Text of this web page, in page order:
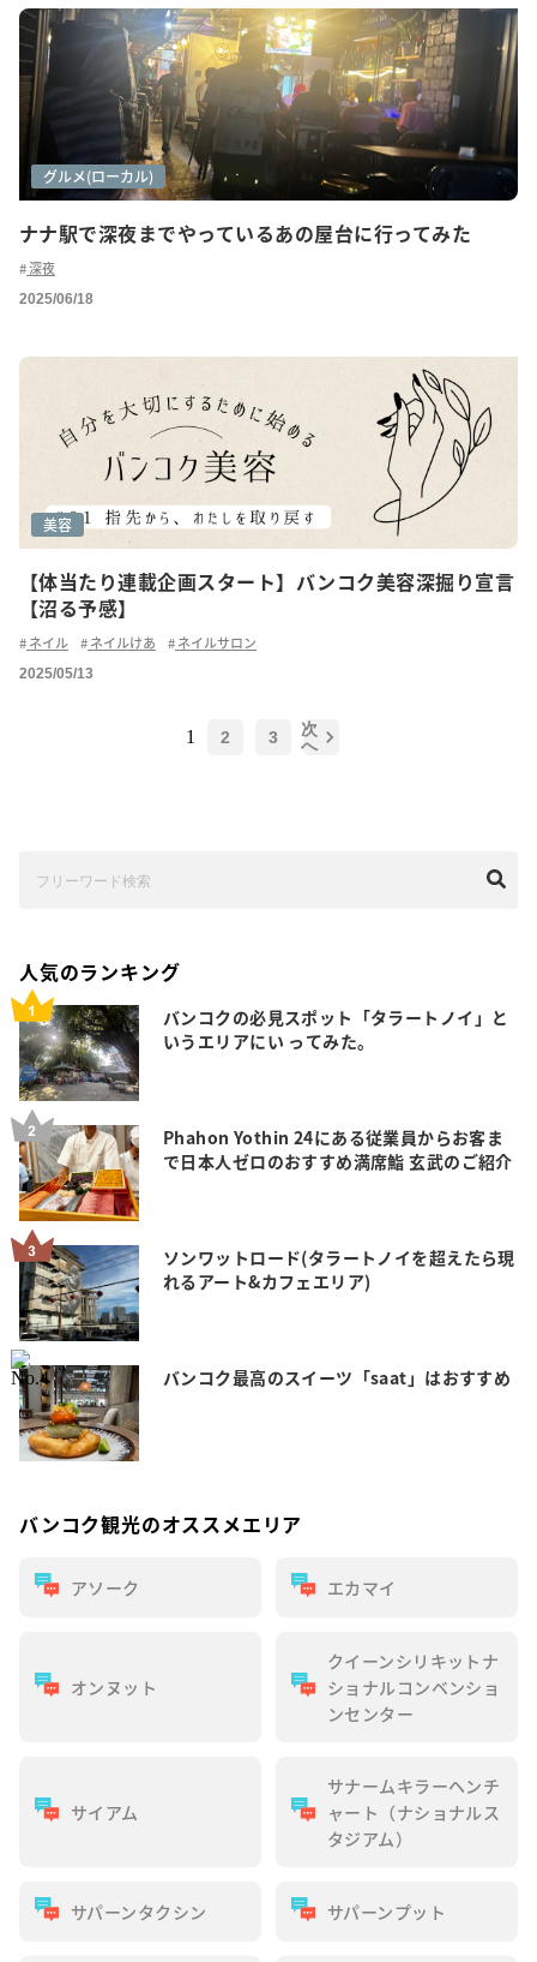
ナナ駅で深夜までやっているあの屋台に行ってみた
グルメ
グルメ(ローカル)
深夜
2025/06/18
【体当たり連載企画スタート】バンコク美容深掘り宣言
【沼る予感】
美容
ネイル ネイルけあ ネイルサロン
2025/05/13
1 2 3
次
へ
人気のランキング
バンコクの必見スポット「タラートノイ」と
いうエリアにい ってみた。
Phahon Yothin 24にある従業員からお客ま
で日本人ゼロのおすすめ満席鮨 玄武のご紹介
ソンワットロード(タラートノイを超えたら現
れるアート&カフェエリア)
バンコク最高のスイーツ「saat」はおすすめ
バンコク観光のオススメエリア
アソーク エカマイ
オンヌット
クイーンシリキットナ
ショナルコンベンショ
ンセンター
サイアム
サナームキラーヘンチ
ャート（ナショナルス
タジアム）
サパーンタクシン サパーンプット